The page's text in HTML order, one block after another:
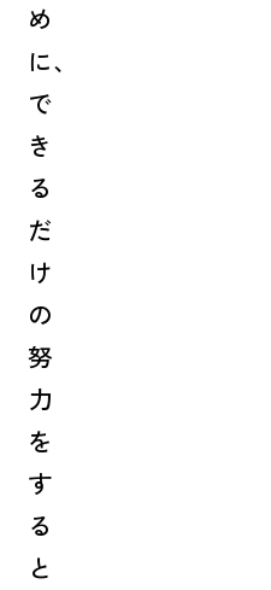
め
に、
で
き
る
だ
け
の
努
力
を
す
る
と